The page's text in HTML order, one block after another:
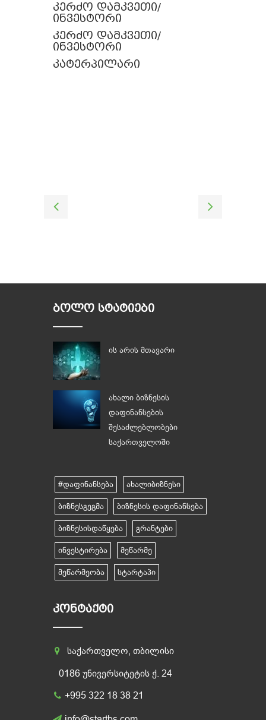
კერძო დამკვეთი/
ინვესტორი
კერძო დამკვეთი/
ინვესტორი
კატერპილარი
ᲑᲝᲚᲝ ᲡᲢᲐᲢᲘᲔᲑᲘ
ის არის მთავარი
ახალი ბიზნესის
დაფინანსების
შესაძლებლობები
საქართველოში
#დაფინანსება ახალიბიზნესი
ბიზნესგეგმა ბიზნესის დაფინანსება
ბიზნესისდაწყება გრანტები
ინვესტირება მეწარმე
მეწარმეობა სტარტაპი
ᲙᲝᲜᲢᲐᲥᲢᲘ
საქართველო, თბილისი
0186 უნივერსიტეტის ქ. 24
+995 322 18 38 21